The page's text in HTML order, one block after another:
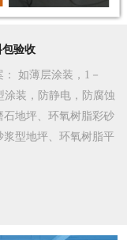
验收
： 如薄层涂装，1－
涂装，防静电，防腐蚀
地坪、环氧树脂彩砂
型地坪、环氧树脂平